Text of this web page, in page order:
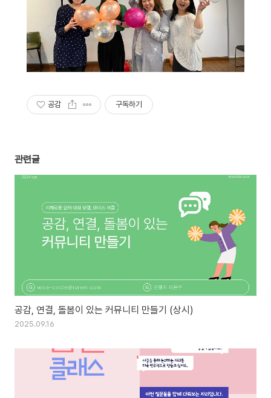
공감 구독하기
관련글
공감, 연결, 돌봄이 있는 커뮤니티 만들기 (상시)
2025.09.16